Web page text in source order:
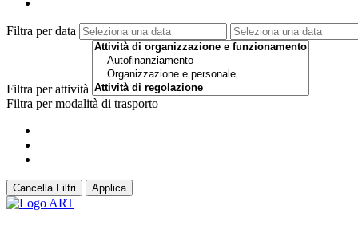
Filtra per data
Filtra per attività
Filtra per modalità di trasporto
Cancella Filtri Applica